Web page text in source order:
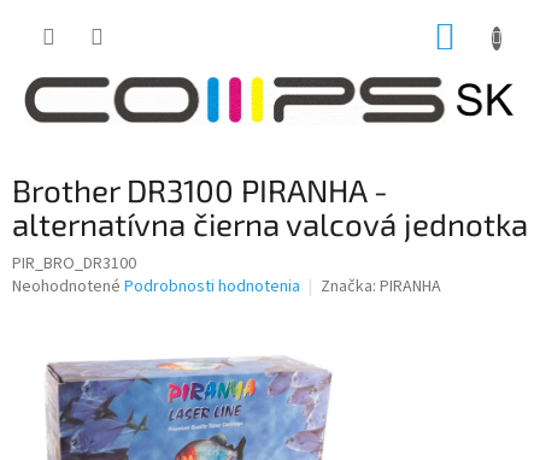
Brother DR3100 PIRANHA -
alternatívna čierna valcová jednotka
PIR_BRO_DR3100
Priemerné
hviezdičiek.
Neohodnotené Podrobnosti hodnotenia Značka: PIRANHA